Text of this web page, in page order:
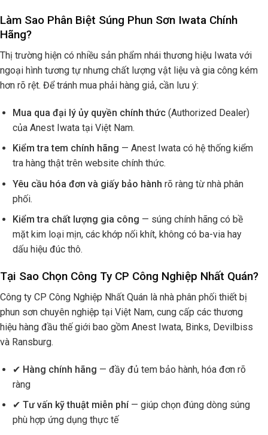
Làm Sao Phân Biệt Súng Phun Sơn Iwata Chính
Hãng?
Thị trường hiện có nhiều sản phẩm nhái thương hiệu Iwata với
ngoại hình tương tự nhưng chất lượng vật liệu và gia công kém
hơn rõ rệt. Để tránh mua phải hàng giả, cần lưu ý:
Mua qua đại lý ủy quyền chính thức(Authorized Dealer)
của Anest Iwata tại Việt Nam.
Kiểm tra tem chính hãng — Anest Iwata có hệ thống kiểm
tra hàng thật trên website chính thức.
Yêu cầu hóa đơn và giấy bảo hành rõ ràng từ nhà phân
phối.
Kiểm tra chất lượng gia công — súng chính hãng có bề
mặt kim loại mịn, các khớp nối khít, không có ba-via hay
dấu hiệu đúc thô.
Tại Sao Chọn Công Ty CP Công Nghiệp Nhất Quán?
Công ty CP Công Nghiệp Nhất Quán là nhà phân phối thiết bị
phun sơn chuyên nghiệp tại Việt Nam, cung cấp các thương
hiệu hàng đầu thế giới bao gồm Anest Iwata, Binks, Devilbiss
và Ransburg.
✔ Hàng chính hãng — đầy đủ tem bảo hành, hóa đơn rõ
ràng
✔ Tư vấn kỹ thuật miễn phí— giúp chọn đúng dòng súng
phù hợp ứng dụng thực tế